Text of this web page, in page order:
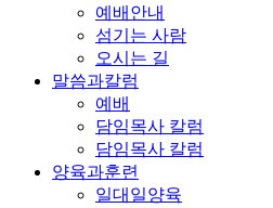
예배안내
섬기는 사람
오시는 길
말씀과칼럼
예배
담임목사 칼럼
담임목사 칼럼
양육과훈련
일대일양육